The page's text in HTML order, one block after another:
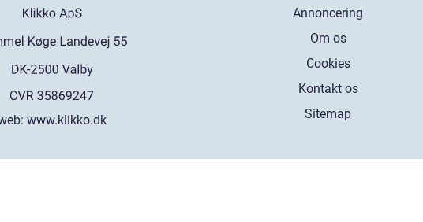
www.klikko.dk
Annoncering
Om os
Cookies
Kontakt os
Sitemap